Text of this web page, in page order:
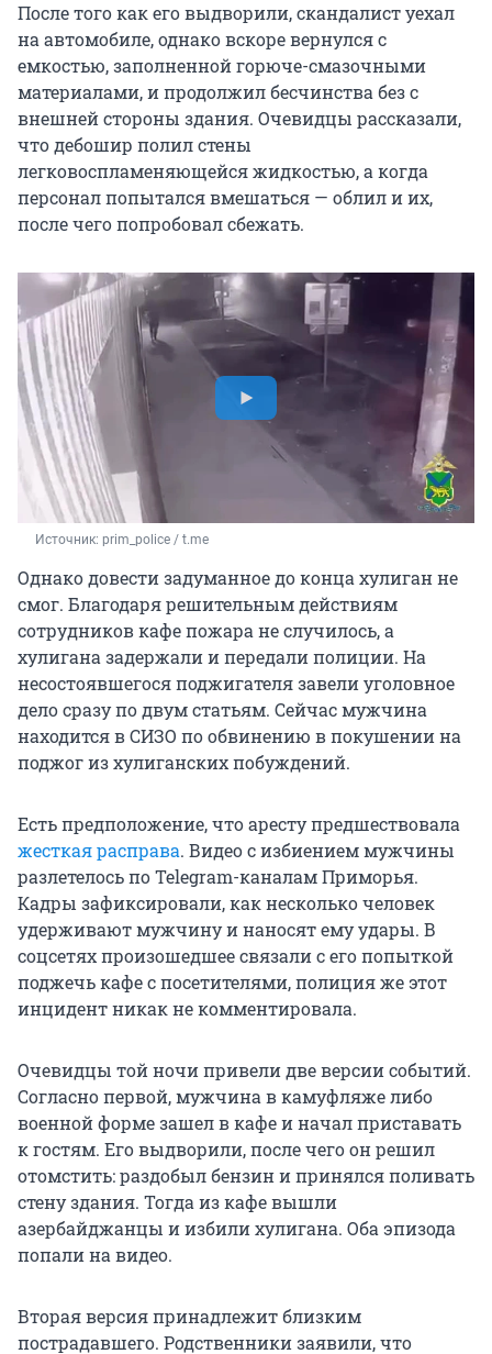
После того как его выдворили, скандалист уехал
на автомобиле, однако вскоре вернулся с
емкостью, заполненной горюче-смазочными
материалами, и продолжил бесчинства без с
внешней стороны здания. Очевидцы рассказали,
что дебошир полил стены
легковоспламеняющейся жидкостью, а когда
персонал попытался вмешаться — облил и их,
после чего попробовал сбежать.
Источник: prim_police / t.me
Однако довести задуманное до конца хулиган не
смог. Благодаря решительным действиям
сотрудников кафе пожара не случилось, а
хулигана задержали и передали полиции. На
несостоявшегося поджигателя завели уголовное
дело сразу по двум статьям. Сейчас мужчина
находится в СИЗО по обвинению в покушении на
поджог из хулиганских побуждений.
Есть предположение, что аресту предшествовала
жесткая расправа. Видео с избиением мужчины
разлетелось по Telegram-каналам Приморья.
Кадры зафиксировали, как несколько человек
удерживают мужчину и наносят ему удары. В
соцсетях произошедшее связали с его попыткой
поджечь кафе с посетителями, полиция же этот
инцидент никак не комментировала.
Очевидцы той ночи привели две версии событий.
Согласно первой, мужчина в камуфляже либо
военной форме зашел в кафе и начал приставать
к гостям. Его выдворили, после чего он решил
отомстить: раздобыл бензин и принялся поливать
стену здания. Тогда из кафе вышли
азербайджанцы и избили хулигана. Оба эпизода
попали на видео.
Вторая версия принадлежит близким
пострадавшего. Родственники заявили, что